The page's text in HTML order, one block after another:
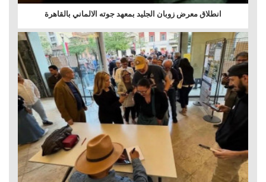
انطلاق معرض زوبان الجليد بمعهد جوته الالماني بالقاهرة